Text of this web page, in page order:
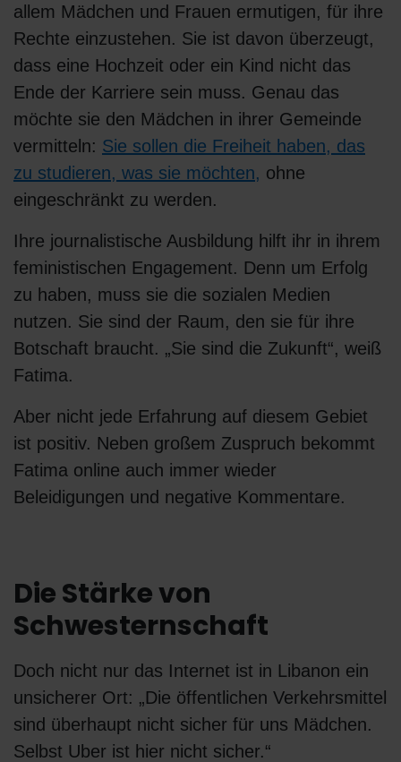
allem Mädchen und Frauen ermutigen, für ihre
Rechte einzustehen. Sie ist davon überzeugt,
dass eine Hochzeit oder ein Kind nicht das
Ende der Karriere sein muss. Genau das
möchte sie den Mädchen in ihrer Gemeinde
vermitteln: Sie sollen die Freiheit haben, das
zu studieren, was sie möchten, ohne
eingeschränkt zu werden.
Ihre journalistische Ausbildung hilft ihr in ihrem
feministischen Engagement. Denn um Erfolg
zu haben, muss sie die sozialen Medien
nutzen. Sie sind der Raum, den sie für ihre
Botschaft braucht. „Sie sind die Zukunft“, weiß
Fatima.
Aber nicht jede Erfahrung auf diesem Gebiet
ist positiv. Neben großem Zuspruch bekommt
Fatima online auch immer wieder
Beleidigungen und negative Kommentare.
Die Stärke von
Schwesternschaft
Doch nicht nur das Internet ist in Libanon ein
unsicherer Ort: „Die öffentlichen Verkehrsmittel
sind überhaupt nicht sicher für uns Mädchen.
Selbst Uber ist hier nicht sicher.“